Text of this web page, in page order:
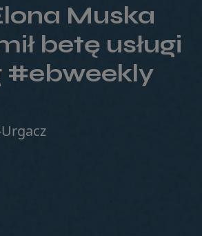
Muska
betę usługi
#ebweekly